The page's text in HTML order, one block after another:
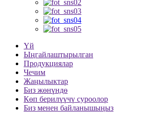
Үй
Ыңгайлаштырылган
Продукциялар
Чечим
Жаңылыктар
Биз жөнүндө
Көп берилүүчү суроолор
Биз менен байланышыңыз